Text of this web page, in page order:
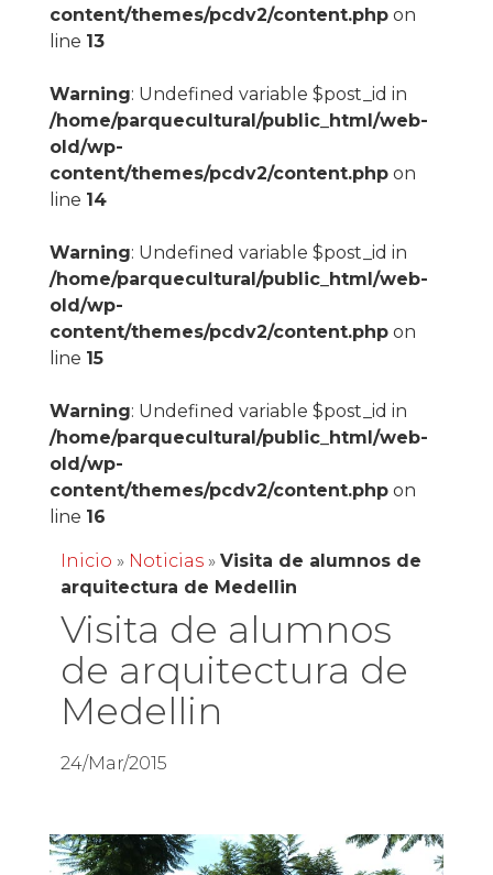
content/themes/pcdv2/content.phpon
line 13
Warning: Undefined variable $post_id in
/home/parquecultural/public_html/web-
old/wp-
content/themes/pcdv2/content.phpon
line 14
Warning: Undefined variable $post_id in
/home/parquecultural/public_html/web-
old/wp-
content/themes/pcdv2/content.phpon
line 15
Warning: Undefined variable $post_id in
/home/parquecultural/public_html/web-
old/wp-
content/themes/pcdv2/content.phpon
line 16
Inicio » Noticias» Visita de alumnos de
arquitectura de Medellin
Visita de alumnos
de arquitectura de
Medellin
24/Mar/2015